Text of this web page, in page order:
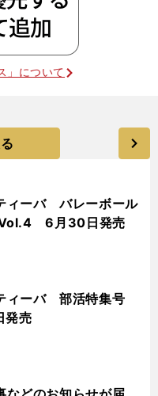
」について
ィーバ バレーボール
6月30日発売
ィーバ 部活特集号
発売